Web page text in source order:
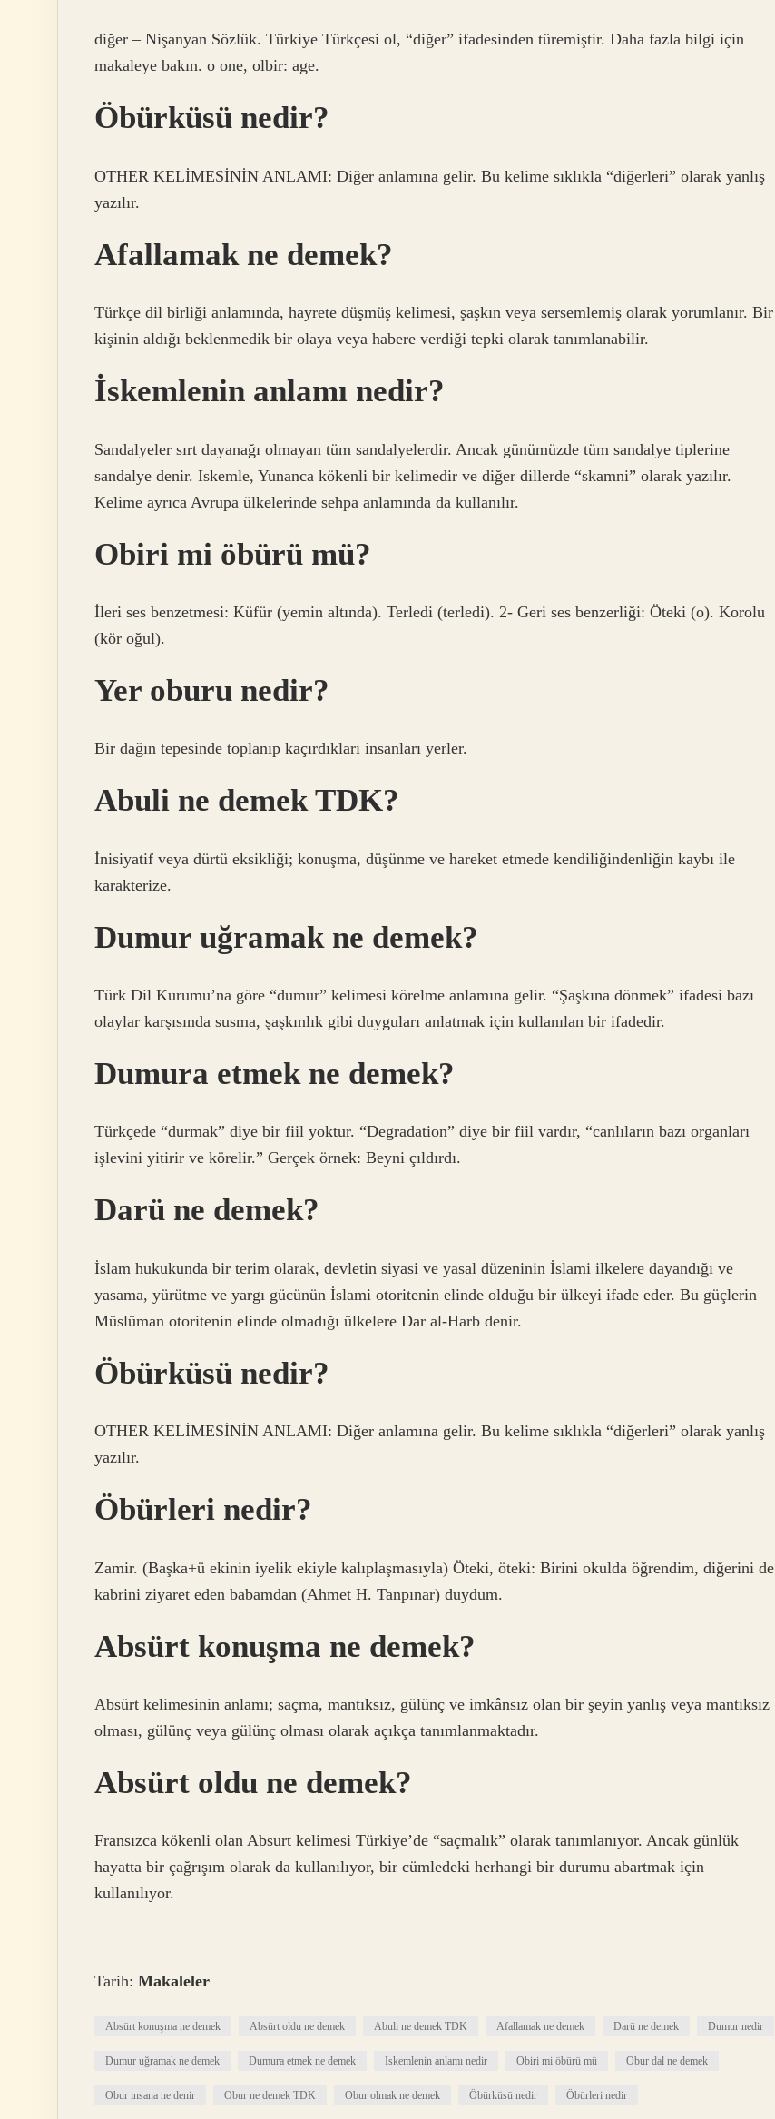
diğer – Nişanyan Sözlük. Türkiye Türkçesi ol, “diğer” ifadesinden türemiştir. Daha fazla bilgi için
makaleye bakın. o one, olbir: age.
Öbürküsü nedir?
OTHER KELİMESİNİN ANLAMI: Diğer anlamına gelir. Bu kelime sıklıkla “diğerleri” olarak yanlış
yazılır.
Afallamak ne demek?
Türkçe dil birliği anlamında, hayrete düşmüş kelimesi, şaşkın veya sersemlemiş olarak yorumlanır. Bir
kişinin aldığı beklenmedik bir olaya veya habere verdiği tepki olarak tanımlanabilir.
İskemlenin anlamı nedir?
Sandalyeler sırt dayanağı olmayan tüm sandalyelerdir. Ancak günümüzde tüm sandalye tiplerine
sandalye denir. Iskemle, Yunanca kökenli bir kelimedir ve diğer dillerde “skamni” olarak yazılır.
Kelime ayrıca Avrupa ülkelerinde sehpa anlamında da kullanılır.
Obiri mi öbürü mü?
İleri ses benzetmesi: Küfür (yemin altında). Terledi (terledi). 2- Geri ses benzerliği: Öteki (o). Korolu
(kör oğul).
Yer oburu nedir?
Bir dağın tepesinde toplanıp kaçırdıkları insanları yerler.
Abuli ne demek TDK?
İnisiyatif veya dürtü eksikliği; konuşma, düşünme ve hareket etmede kendiliğindenliğin kaybı ile
karakterize.
Dumur uğramak ne demek?
Türk Dil Kurumu’na göre “dumur” kelimesi körelme anlamına gelir. “Şaşkına dönmek” ifadesi bazı
olaylar karşısında susma, şaşkınlık gibi duyguları anlatmak için kullanılan bir ifadedir.
Dumura etmek ne demek?
Türkçede “durmak” diye bir fiil yoktur. “Degradation” diye bir fiil vardır, “canlıların bazı organları
işlevini yitirir ve körelir.” Gerçek örnek: Beyni çıldırdı.
Darü ne demek?
İslam hukukunda bir terim olarak, devletin siyasi ve yasal düzeninin İslami ilkelere dayandığı ve
yasama, yürütme ve yargı gücünün İslami otoritenin elinde olduğu bir ülkeyi ifade eder. Bu güçlerin
Müslüman otoritenin elinde olmadığı ülkelere Dar al-Harb denir.
Öbürküsü nedir?
OTHER KELİMESİNİN ANLAMI: Diğer anlamına gelir. Bu kelime sıklıkla “diğerleri” olarak yanlış
yazılır.
Öbürleri nedir?
Zamir. (Başka+ü ekinin iyelik ekiyle kalıplaşmasıyla) Öteki, öteki: Birini okulda öğrendim, diğerini de
kabrini ziyaret eden babamdan (Ahmet H. Tanpınar) duydum.
Absürt konuşma ne demek?
Absürt kelimesinin anlamı; saçma, mantıksız, gülünç ve imkânsız olan bir şeyin yanlış veya mantıksız
olması, gülünç veya gülünç olması olarak açıkça tanımlanmaktadır.
Absürt oldu ne demek?
Fransızca kökenli olan Absurt kelimesi Türkiye’de “saçmalık” olarak tanımlanıyor. Ancak günlük
hayatta bir çağrışım olarak da kullanılıyor, bir cümledeki herhangi bir durumu abartmak için
kullanılıyor.
Tarih: Makaleler
Absürt konuşma ne demek Absürt oldu ne demek Abuli ne demek TDK Afallamak ne demek Darü ne demek Dumur nedir
Dumur uğramak ne demek Dumura etmek ne demek İskemlenin anlamı nedir Obiri mi öbürü mü Obur dal ne demek
Obur insana ne denir Obur ne demek TDK Obur olmak ne demek Öbürküsü nedir Öbürleri nedir